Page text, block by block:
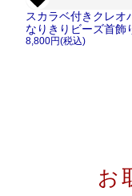
スカラベ付きクレオ
なりきりビーズ首飾
クレス ペンダント【
8,800円(税込)
お